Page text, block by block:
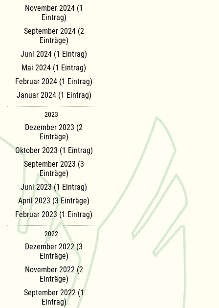
November 2024 (1
Eintrag)
September 2024 (2
Einträge)
Juni 2024 (1 Eintrag)
Mai 2024 (1 Eintrag)
Februar 2024 (1 Eintrag)
Januar 2024 (1 Eintrag)
2023
Dezember 2023 (2
Einträge)
Oktober 2023 (1 Eintrag)
September 2023 (3
Einträge)
Juni 2023 (1 Eintrag)
April 2023 (3 Einträge)
Februar 2023 (1 Eintrag)
2022
Dezember 2022 (3
Einträge)
November 2022 (2
Einträge)
September 2022 (1
Eintrag)